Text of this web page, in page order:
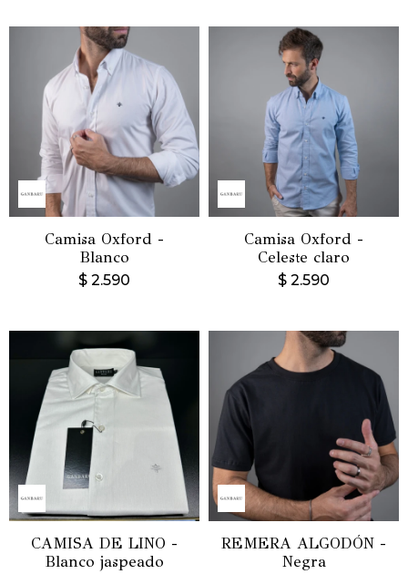
Camisa Oxford -
Blanco
$ 2.590
Camisa Oxford -
Celeste claro
$ 2.590
CAMISA DE LINO -
Blanco jaspeado
REMERA ALGODÓN -
Negra